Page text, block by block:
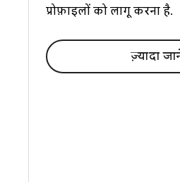
प्रोफ़ाइलों को लागू करना है.
ज़्यादा